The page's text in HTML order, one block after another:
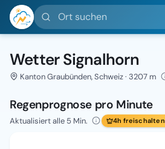
Ort suchen
Wetter Signalhorn
Kanton Graubünden, Schweiz · 3207 m
Regenprognose pro Minute
Aktualisiert alle 5 Min. 4h freischalten